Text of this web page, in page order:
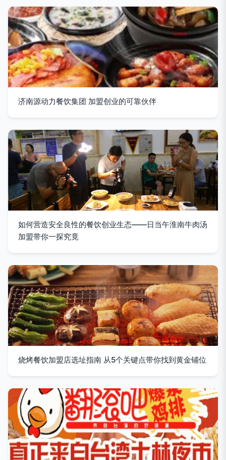
济南源动力餐饮集团 加盟创业的可靠伙伴
如何营造安全良性的餐饮创业生态——日当午淮南牛肉汤
加盟带你一探究竟
烧烤餐饮加盟店选址指南 从5个关键点带你找到黄金铺位